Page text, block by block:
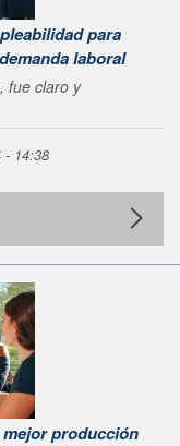
para
laboral
fue claro y
- 14:38
mejor producción